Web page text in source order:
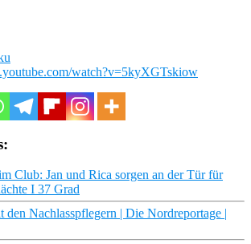
watch?v=5kyXGTskiow
Club: Jan und Rica sorgen an der Tür für
I 37 Grad
den Nachlasspflegern | Die Nordreportage |